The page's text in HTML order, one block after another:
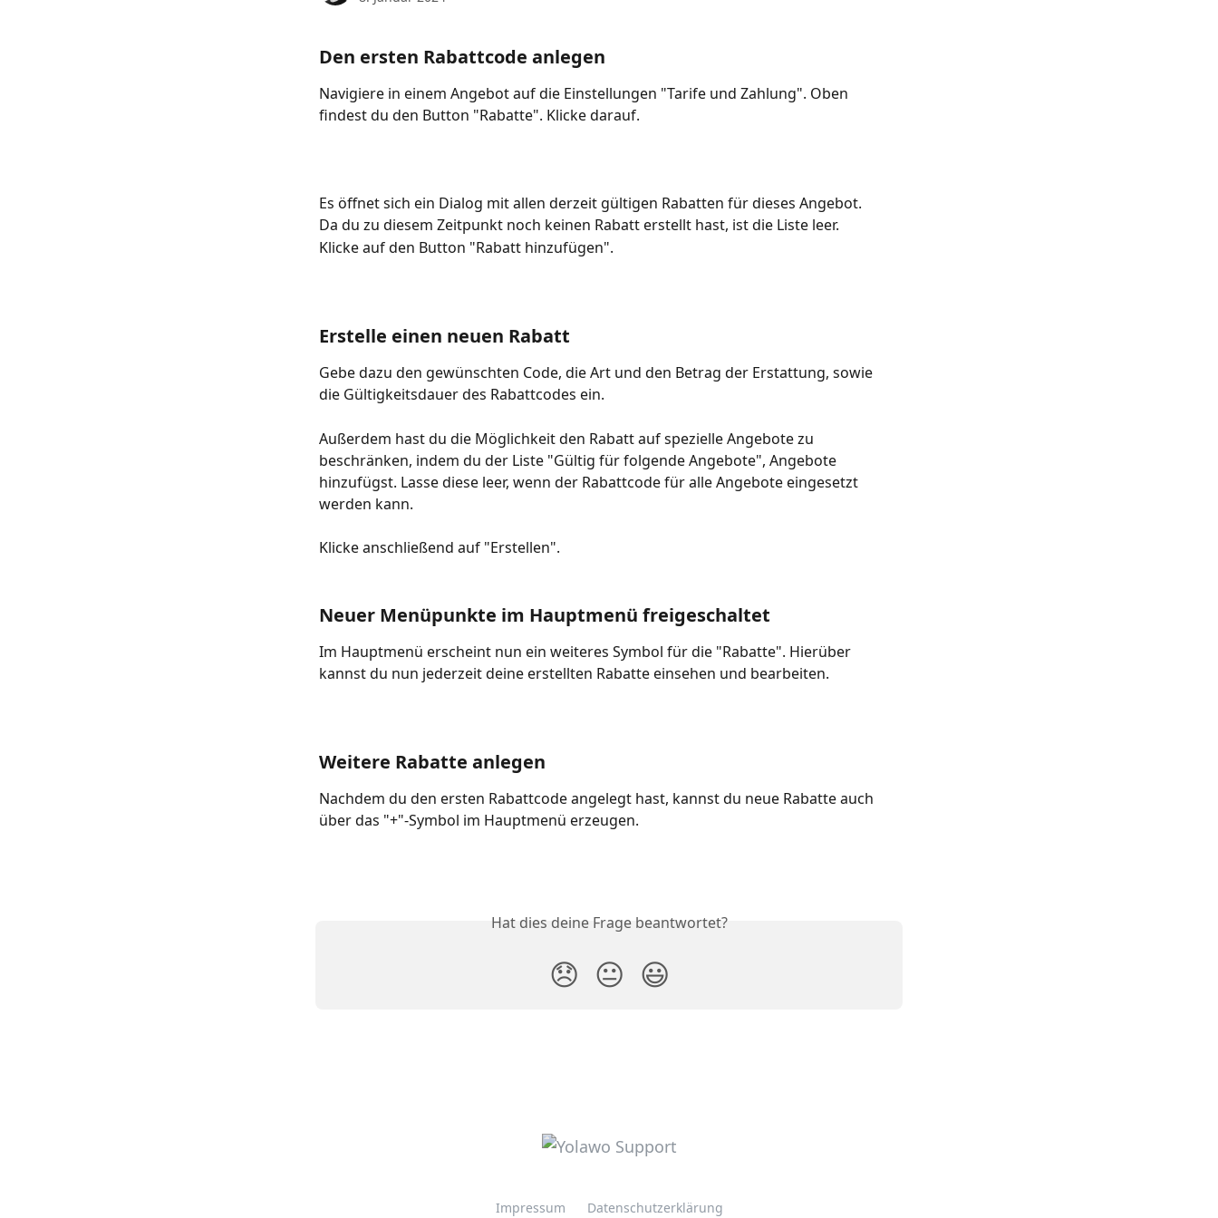
Den ersten Rabattcode anlegen
Navigiere in einem Angebot auf die Einstellungen "Tarife und Zahlung". Oben
findest du den Button "Rabatte". Klicke darauf.
Es öffnet sich ein Dialog mit allen derzeit gültigen Rabatten für dieses Angebot.
Da du zu diesem Zeitpunkt noch keinen Rabatt erstellt hast, ist die Liste leer.
Klicke auf den Button "Rabatt hinzufügen".
Erstelle einen neuen Rabatt
Gebe dazu den gewünschten Code, die Art und den Betrag der Erstattung, sowie
die Gültigkeitsdauer des Rabattcodes ein.
Außerdem hast du die Möglichkeit den Rabatt auf spezielle Angebote zu
beschränken, indem du der Liste "Gültig für folgende Angebote", Angebote
hinzufügst. Lasse diese leer, wenn der Rabattcode für alle Angebote eingesetzt
werden kann.
Klicke anschließend auf "Erstellen".
Neuer Menüpunkte im Hauptmenü freigeschaltet
Im Hauptmenü erscheint nun ein weiteres Symbol für die "Rabatte". Hierüber
kannst du nun jederzeit deine erstellten Rabatte einsehen und bearbeiten.
Weitere Rabatte anlegen
Nachdem du den ersten Rabattcode angelegt hast, kannst du neue Rabatte auch
über das "+"-Symbol im Hauptmenü erzeugen.
Hat dies deine Frage beantwortet?
😞 😐 😃
Impressum Datenschutzerklärung